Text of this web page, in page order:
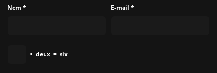
Nom * E-mail *
× deux = six